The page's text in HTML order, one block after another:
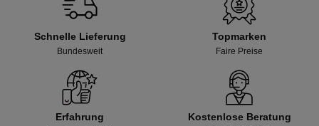
Schnelle Lieferung
Bundesweit
Topmarken
Faire Preise
Erfahrung Kostenlose Beratung